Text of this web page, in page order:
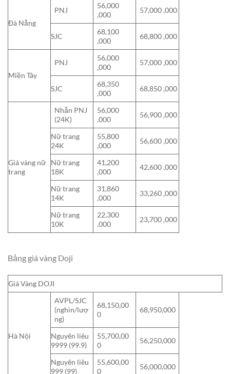
Đà Nẵng
PNJ
56,000
,000
57,000 ,000
SJC
68,100
,000
68,800 ,000
Miền Tây
PNJ
56,000
,000
57,000 ,000
SJC
68,350
,000
68,850 ,000
Giá vàng nữ
trang
Nhẫn PNJ
(24K)
56,000
,000
56,900 ,000
Nữ trang
24K
55,800
,000
56,600 ,000
Nữ trang
18K
41,200
,000
42,600 ,000
Nữ trang
14K
31,860
,000
33,260 ,000
Nữ trang
10K
22,300
,000
23,700 ,000
Bảng giá vàng Doji
Giá Vàng DOJI
Hà Nội
AVPL/SJC
(nghìn/lượ
ng)
68,150,00
0
68,950,000
Nguyên liêu
9999 (99.9)
55,700,00
0
56,250,000
Nguyên liêu
999 (99)
55,600,00
0
56,000,000